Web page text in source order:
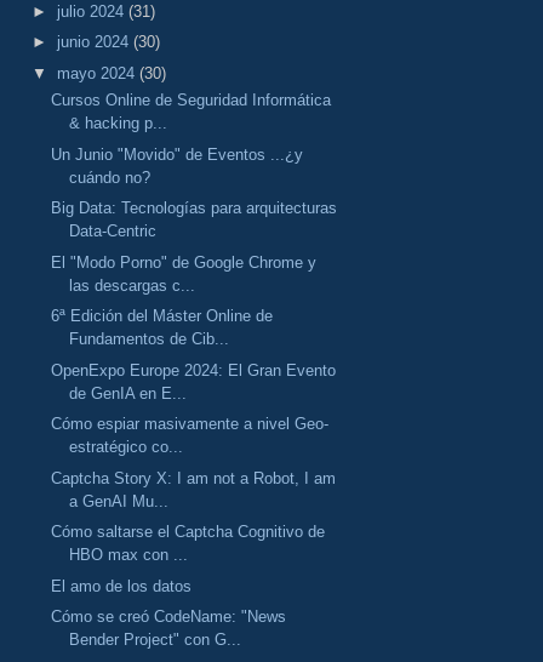
► julio 2024 (31)
► junio 2024 (30)
▼ mayo 2024 (30)
Cursos Online de Seguridad Informática
& hacking p...
Un Junio "Movido" de Eventos ...¿y
cuándo no?
Big Data: Tecnologías para arquitecturas
Data-Centric
El "Modo Porno" de Google Chrome y
las descargas c...
6ª Edición del Máster Online de
Fundamentos de Cib...
OpenExpo Europe 2024: El Gran Evento
de GenIA en E...
Cómo espiar masivamente a nivel Geo-
estratégico co...
Captcha Story X: I am not a Robot, I am
a GenAI Mu...
Cómo saltarse el Captcha Cognitivo de
HBO max con ...
El amo de los datos
Cómo se creó CodeName: "News
Bender Project" con G...